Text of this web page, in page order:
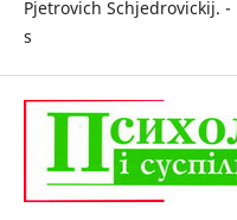
Pjetrovich Schjedrovickij. -
s